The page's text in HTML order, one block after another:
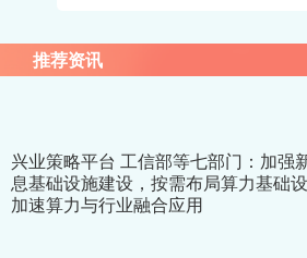
推荐资讯
兴业策略平台 工信部等七部门：加强
息基础设施建设，按需布局算力基础设
加速算力与行业融合应用